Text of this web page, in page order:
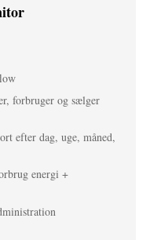
forbruger og sælger
efter dag, uge, måned,
energi +